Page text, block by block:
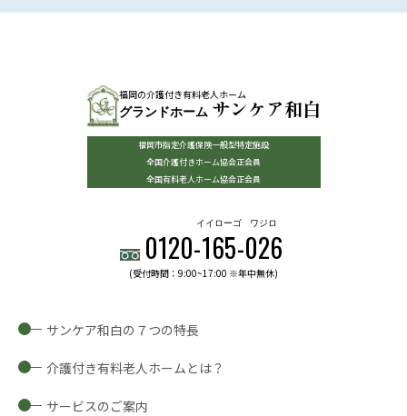
福岡の介護付き有料老人ホーム
グランドホーム サンケア和白
福岡市指定介護保険一般型特定施設
全国介護付きホーム協会正会員
全国有料老人ホーム協会正会員
0120-165
イイローゴ
-026
ワジロ
(受付時間：9:00~17:00 ※年中無休)
サンケア和白の７つの特長
介護付き有料老人ホームとは？
サービスのご案内